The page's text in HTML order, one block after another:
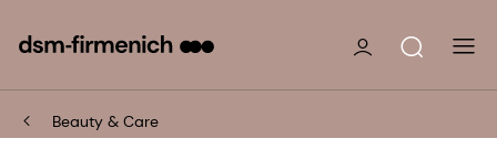
Beauty & Care